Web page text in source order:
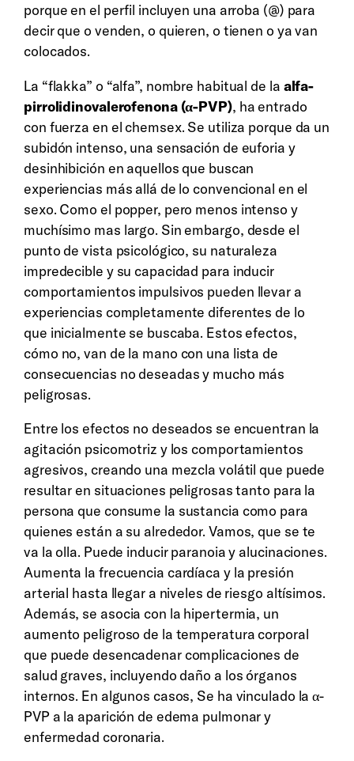
porque en el perfil incluyen una arroba (@) para
decir que o venden, o quieren, o tienen o ya van
colocados.
La “flakka” o “alfa”, nombre habitual de la alfa-
pirrolidinovalerofenona (α-PVP), ha entrado
con fuerza en el chemsex. Se utiliza porque da un
subidón intenso, una sensación de euforia y
desinhibición en aquellos que buscan
experiencias más allá de lo convencional en el
sexo. Como el popper, pero menos intenso y
muchísimo mas largo. Sin embargo, desde el
punto de vista psicológico, su naturaleza
impredecible y su capacidad para inducir
comportamientos impulsivos pueden llevar a
experiencias completamente diferentes de lo
que inicialmente se buscaba. Estos efectos,
cómo no, van de la mano con una lista de
consecuencias no deseadas y mucho más
peligrosas.
Entre los efectos no deseados se encuentran la
agitación psicomotriz y los comportamientos
agresivos, creando una mezcla volátil que puede
resultar en situaciones peligrosas tanto para la
persona que consume la sustancia como para
quienes están a su alrededor. Vamos, que se te
va la olla. Puede inducir paranoia y alucinaciones.
Aumenta la frecuencia cardíaca y la presión
arterial hasta llegar a niveles de riesgo altísimos.
Además, se asocia con la hipertermia, un
aumento peligroso de la temperatura corporal
que puede desencadenar complicaciones de
salud graves, incluyendo daño a los órganos
internos. En algunos casos, Se ha vinculado la α-
PVP a la aparición de edema pulmonar y
enfermedad coronaria.